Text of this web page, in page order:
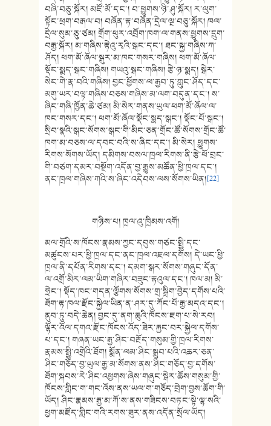
བཞི་བཅུ་སྐོར། མཛོ་མོ་དང་། བ་ཕྱུགས་ཉི་ཤུ་སྐོར། ར་ལུག་
སྟོང་ཕྲག་བརྒལ་བ། བཞོན་རྟ་བཞོན་དྲེལ་ལྔ་བཅུ་སྐོར། ཁལ་
དྲེལ་སུམ་ཅུ་ཙམ། གྲོག་ཕུར་འབྲོག་ཁག་ལ་གནས་ཕྱུགས་དྲུག་
བརྒྱ་སྐོར། མ་གཞིས་རྟེའུ་རྭའི་སྒང་དང་། ཐང་སྐྱ་གཞིས་ཀ་
ཤོད། ཕག་མོ་ཞོལ་སྒུར་མ་ཁང་གསར་གཞིས། ཕག་མོ་ཞོལ་
སྡོང་སྨད་སྒང་གཞིས། གཡའུ་སྒང་གཞིས། རྩེ་ཉ་སྨད། སྒེར་
སེང་གེ་རྣ་བའི་གཞིས། བྱང་ཕྱོགས་ལ་རྒྱབ་ཏུ་ཀླུང་ཤོད་དང་
མགུ་ཡར་བལྟ་གཞིས་བཅས་གཞིས་མ་ལག་བདུན་དང་། ས་
ཞིང་གཞི་ཁྱོན་ཆེ་ཙམ། མི་སེར་གནས་ཡུལ་ཕག་མོ་ཞོལ་ལ་
ཁང་གསར་དང་། ཕག་མོ་ཞོལ་སྡོང་སྨད་སྒང་། སྡོང་པོ་སྒང་།
སྲིབ་སྣའི་སྒང་སོགས་སྒང་གི་མིང་ཅན་གྲོང་ཚོ་སོགས་གྲོང་ཚོ་
ཁག་མ་བཅས་ལ་དབང་བའི་ས་ཞིང་དང་། མི་སེར། ཕྱུགས་
རིགས་སོགས་ཡོད། དམིགས་བསལ་ཁྲལ་རིགས་ནི་རྩེ་ཕོ་བྲང་
གི་བཙག་དམར་བསྔོག་འདོན་བྱ་རྒྱུས་མཚོན་ཕྱི་ཁྲལ་དང་།
ནང་ཁྲལ་གཞིས་ཀའི་ས་ཞིང་འདེབས་ལས་སོགས་ཡིན།[22]
གཉིས་པ། ཁྲལ་འུ་ཁྲིམས་འགོ།
མལ་གྲོའི་ས་ཁོངས་རྣམས་ཀྱང་དབུས་གཙང་སྤྱི་དང་
མཚུངས་པར་ཕྱི་ཁྲལ་དང་ནང་ཁྲལ་འཇལ་དགོས། དེ་ཡང་ཕྱི་
ཁྲལ་ནི་དཔོན་རིགས་དང་། དམག་སྒར་སོགས་གཞུང་དོན་
ལ་འགྲོ་མིར་ལམ་ཡིག་གཞིར་བཟུང་རྟའུལ་དང་། ཁལ་མ། མི་
ཧྲེང་། སྡོད་ཁང་གདན་ལྕོགས་སོགས་གྲ་སྒྲིག་བྱེད་དགོས་པའི་
ཐོག་རྟ་ཁལ་རྫོང་སྐྱེལ་ཡིན་ན་ཤར་དུ་ཀོང་པོ་རྒྱ་མདའ་དང་།
ནུབ་ཏུ་བདེ་ཆེན། བྱང་དུ་ནག་ཆུའི་ཁོངས་ཇག་པ་སེ་རབ།
ལྷོར་འོལ་དགའ་རྫོང་ཁོངས་འོད་ཟེར་རྐྱང་བར་སྐྱེལ་དགོས་
པ་དང་། གཞན་ཡང་རྒྱ་ཤིང་བརྔོད་གསུམ་གྱི་ཁྲལ་རིགས་
རྣམས་སྤྱི་འགྲེའི་ཐོག། སྨོན་ལམ་ཤིང་སྒྲུབ་པའི་འཆར་ཅན་
ཤིང་གཅོད་བྱ་ཡུལ་རྒྱ་མ་སོགས་ནས་ཤིང་གཅོད་བྱ་དགོས་
ཐོག་སྐབས་རེ་ཤིང་འཕྱགས་ཞེས་གཞུང་སྒེར་ཆོས་གསུམ་གྱི་
ཁོངས་གླིང་ག་གང་འོས་ནས་ཡལ་ག་གཅོད་བྲེག་བྱས་ཆོག་གི་
ཡོད། ཤིང་རྣམས་རྒྱ་མ་ཀོ་ས་ནས་གཟིངས་བཏང་སྟེ་ལྷ་སའི་
ཕྱག་མཛོད་གླིང་གའི་རགས་ཟུར་ནས་འདོན་སྲོལ་ཡོད།